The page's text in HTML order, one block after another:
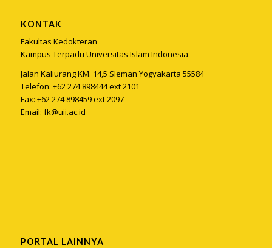
KONTAK
Fakultas Kedokteran
Kampus Terpadu Universitas Islam Indonesia
Jalan Kaliurang KM. 14,5 Sleman Yogyakarta 55584
Telefon: +62 274 898444 ext 2101
Fax: +62 274 898459 ext 2097
Email: fk@uii.ac.id
PORTAL LAINNYA